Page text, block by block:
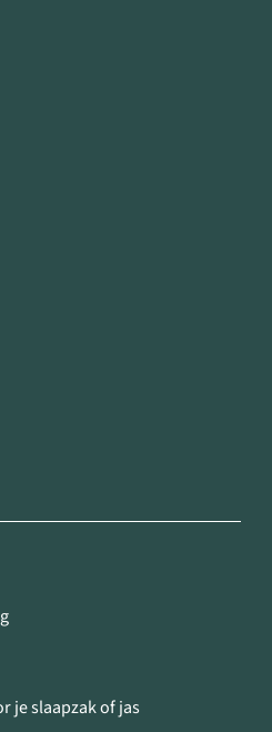
je slaapzak of jas